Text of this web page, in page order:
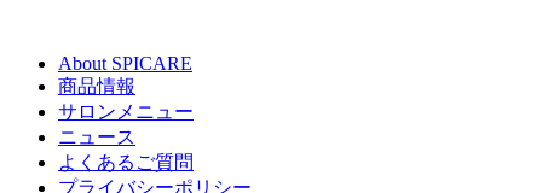
About SPICARE
商品情報
サロンメニュー
ニュース
よくあるご質問
プライバシーポリシー